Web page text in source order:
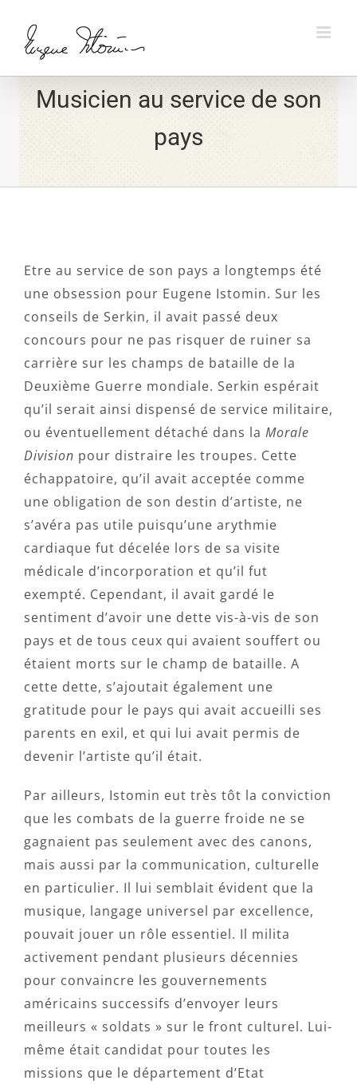
content
Musicien au service de son
pays
Etre au service de son pays a longtemps été
une obsession pour Eugene Istomin. Sur les
conseils de Serkin, il avait passé deux
concours pour ne pas risquer de ruiner sa
carrière sur les champs de bataille de la
Deuxième Guerre mondiale. Serkin espérait
qu’il serait ainsi dispensé de service militaire,
ou éventuellement détaché dans la Morale
Division pour distraire les troupes. Cette
échappatoire, qu’il avait acceptée comme
une obligation de son destin d’artiste, ne
s’avéra pas utile puisqu’une arythmie
cardiaque fut décelée lors de sa visite
médicale d’incorporation et qu’il fut
exempté. Cependant, il avait gardé le
sentiment d’avoir une dette vis-à-vis de son
pays et de tous ceux qui avaient souffert ou
étaient morts sur le champ de bataille. A
cette dette, s’ajoutait également une
gratitude pour le pays qui avait accueilli ses
parents en exil, et qui lui avait permis de
devenir l’artiste qu’il était.
Par ailleurs, Istomin eut très tôt la conviction
que les combats de la guerre froide ne se
gagnaient pas seulement avec des canons,
mais aussi par la communication, culturelle
en particulier. Il lui semblait évident que la
musique, langage universel par excellence,
pouvait jouer un rôle essentiel. Il milita
activement pendant plusieurs décennies
pour convaincre les gouvernements
américains successifs d’envoyer leurs
meilleurs « soldats » sur le front culturel. Lui-
même était candidat pour toutes les
missions que le département d’Etat